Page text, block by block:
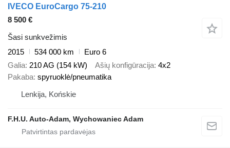
IVECO EuroCargo 75-210
8 500 €
Šasi sunkvežimis
2015
534 000 km
Euro 6
Galia 210 AG (154 kW) Ašių konfigūracija 4x2
Pakaba spyruoklė/pneumatika
Lenkija, Końskie
F.H.U. Auto-Adam, Wychowaniec Adam